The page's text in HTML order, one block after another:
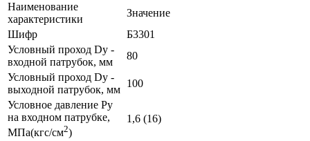
Наименование
характеристики
Значение
Шифр
Б3301
Условный проход Dy -
входной патрубок, мм
80
Условный проход Dy -
выходной патрубок, мм
100
Условное давление Ру
на входном патрубке,
МПа(кгс/см2)
1,6 (16)